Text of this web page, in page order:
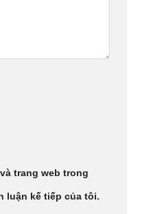
trang web trong
luận kế tiếp của tôi.